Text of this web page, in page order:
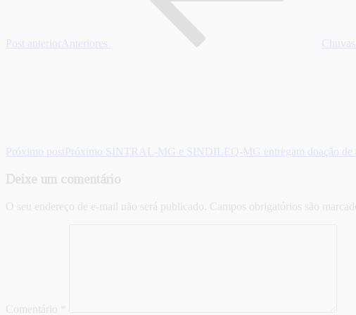
Post anterior Anteriores
Próximo post Próximo SINTRAL-MG e SINDILEQ-MG entregam doação de
Deixe um comentário
O seu endereço de e-mail não será publicado. Campos obrigatórios são
Comentário